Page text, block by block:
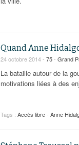
Quand Anne
24 octobre 2014 - 75- Grand
La bataille autour de la
motivations liées à des
Tags : Accès libre- Anne